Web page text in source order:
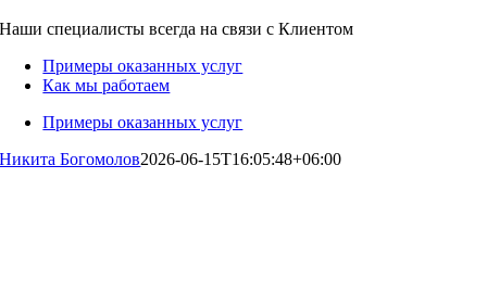
Наши специалисты всегда на связи с Клиентом
Примеры оказанных услуг
Как мы работаем
Примеры оказанных услуг
Никита Богомолов2026-06-15T16:05:48+06:00